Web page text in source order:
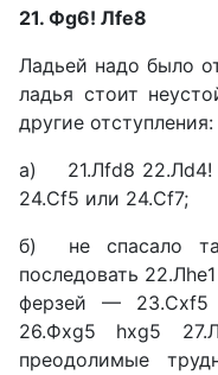
21. Фg6! Лfе8
Ладьей надо было
ладья стоит
другие отступле­ния:
а) 21.Лfd8 22.Лd4!
24.Сf5 или 24.Сf7;
б) не спасало
последовать
ферзей —
26.Фxg5 hxg5
преодолимые